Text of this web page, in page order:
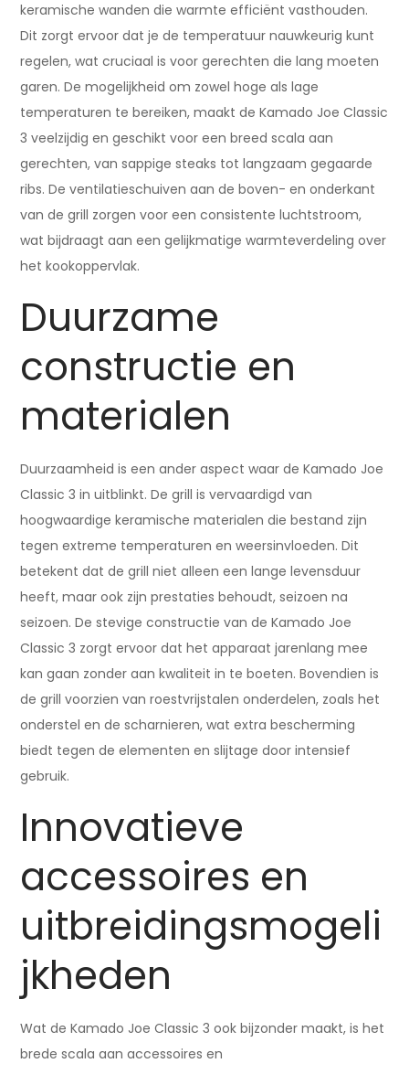
keramische wanden die warmte efficiënt vasthouden.
Dit zorgt ervoor dat je de temperatuur nauwkeurig kunt
regelen, wat cruciaal is voor gerechten die lang moeten
garen. De mogelijkheid om zowel hoge als lage
temperaturen te bereiken, maakt de Kamado Joe Classic
3 veelzijdig en geschikt voor een breed scala aan
gerechten, van sappige steaks tot langzaam gegaarde
ribs. De ventilatieschuiven aan de boven- en onderkant
van de grill zorgen voor een consistente luchtstroom,
wat bijdraagt aan een gelijkmatige warmteverdeling over
het kookoppervlak.
Duurzame
constructie en
materialen
Duurzaamheid is een ander aspect waar de Kamado Joe
Classic 3 in uitblinkt. De grill is vervaardigd van
hoogwaardige keramische materialen die bestand zijn
tegen extreme temperaturen en weersinvloeden. Dit
betekent dat de grill niet alleen een lange levensduur
heeft, maar ook zijn prestaties behoudt, seizoen na
seizoen. De stevige constructie van de Kamado Joe
Classic 3 zorgt ervoor dat het apparaat jarenlang mee
kan gaan zonder aan kwaliteit in te boeten. Bovendien is
de grill voorzien van roestvrijstalen onderdelen, zoals het
onderstel en de scharnieren, wat extra bescherming
biedt tegen de elementen en slijtage door intensief
gebruik.
Innovatieve
accessoires en
uitbreidingsmogeli
jkheden
Wat de Kamado Joe Classic 3 ook bijzonder maakt, is het
brede scala aan accessoires en